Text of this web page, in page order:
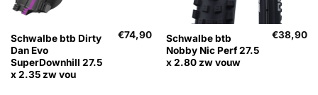
Schwalbe btb Dirty
Dan Evo
SuperDownhill 27.5
x 2.35 zw vou
€74,90
Schwalbe btb
Nobby Nic Perf 27.5
x 2.80 zw vouw
€38,90